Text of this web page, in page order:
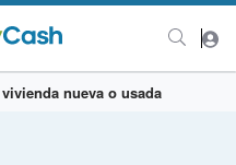
nueva o usada